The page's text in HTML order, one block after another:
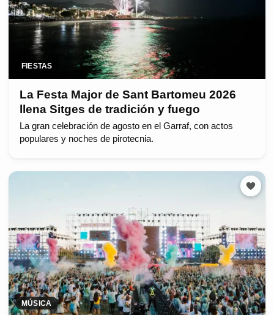
FIESTAS
La Festa Major de Sant Bartomeu 2026
llena Sitges de tradición y fuego
La gran celebración de agosto en el Garraf, con actos
populares y noches de pirotecnia.
MÚSICA